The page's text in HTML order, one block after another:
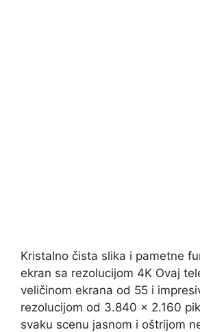
Kristalno čista slika i pametne
ekran sa rezolucijom 4K Ovaj
veličinom ekrana od 55 i
rezolucijom od 3.840 x 2.160
svaku scenu jasnom i oštrijom